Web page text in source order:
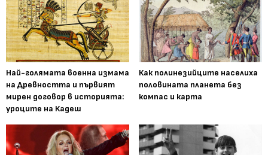
Най-голямата военна измама
на Древността и първият
мирен договор в историята:
уроците на Кадеш
Как полинезийците населиха
половината планета без
компас и карта